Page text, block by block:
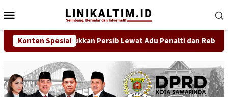
ke
kontenMobile
Konten Spesial
Taklukkan Persib Lewat Adu Penalti dan Rebut Gelar